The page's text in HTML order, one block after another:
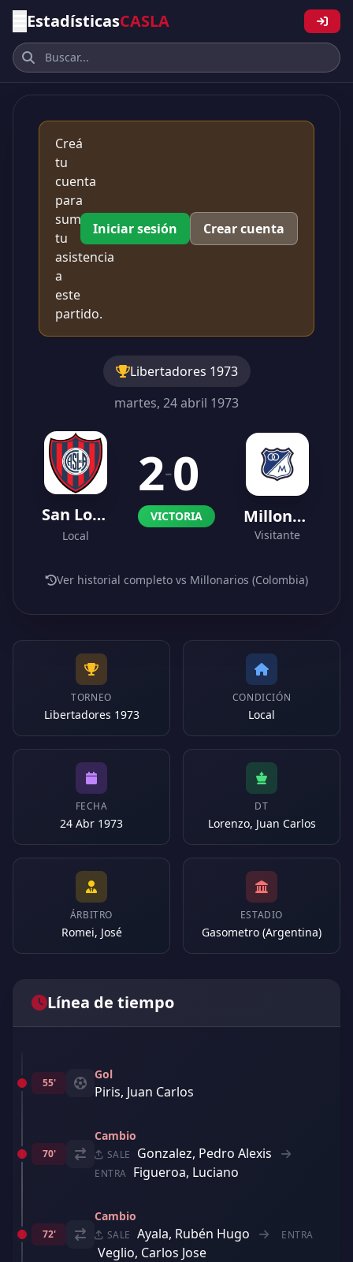
EstadísticasCASLA
Creá
tu
cuenta
para
sumar
tu
asistencia
a
este
partido.
Iniciar sesión Crear cuenta
Libertadores 1973
martes, 24 abril 1973
San Lorenzo
Local
2-0
VICTORIA Millonarios (Colombia)
Visitante
Ver historial completo vs Millonarios (Colombia)
TORNEO
Libertadores 1973
CONDICIÓN
Local
FECHA
24 Abr 1973
DT
Lorenzo, Juan Carlos
ÁRBITRO
Romei, José
ESTADIO
Gasometro (Argentina)
Línea de tiempo
55'
Gol
Piris, Juan Carlos
70'
Cambio
SALE Gonzalez, Pedro Alexis
ENTRA Figueroa, Luciano
72'
Cambio
SALE Ayala, Rubén Hugo ENTRA
Veglio, Carlos Jose